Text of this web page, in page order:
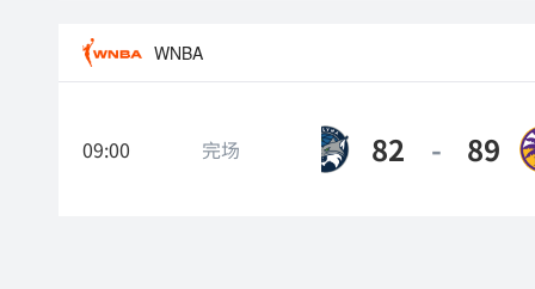
WNBA
09:00 完场
明尼苏达山猫 82 - 89